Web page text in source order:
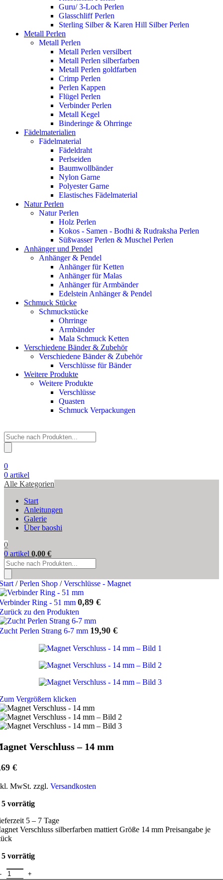
Guru/ 3-Loch Perlen
Glasschliff Perlen
Sterling Silber & Karen Hill Silber Perlen
Metall Perlen
Metall Perlen
Metall Perlen versilbert
Metall Perlen silberfarben
Metall Perlen goldfarben
Crimp Perlen
Perlen Kappen
Flügel Perlen
Verbinder Perlen
Metall Kegel
Binderinge & Ohrringe
Fädelmaterialien
Fädelmaterial
Fädeldraht
Perlseiden
Baumwollbänder
Nylon Garne
Polyester Garne
Elastisches Fädelmaterial
Natur Perlen
Natur Perlen
Holz Perlen
Kokos - Samen - Bodhi & Rudraksha Perlen
Süßwasser Perlen & Muschel Perlen
Anhänger und Pendel
Anhänger & Pendel
Anhänger für Ketten
Anhänger für Malas
Anhänger für Armbänder
Edelstein Anhänger & Pendel
Schmuck Stücke
Schmuckstücke
Ohrringe
Armbänder
Mala Schmuck Ketten
Verschiedene Bänder & Zubehör
Verschiedene Bänder & Zubehör
Verschlüsse für Bänder
Weitere Produkte
Weitere Produkte
Verschlüsse
Quasten
Schmuck Verpackungen
Products
search
0
0 artikel
Alle Kategorien
Start
Anleitungen
Galerie
Über baoshi
0
0 artikel 0,00 €
Products
search
/ Perlen Shop / Verschlüsse - Magnet
Ring - 51 mm 0,89 €
zu den Produkten
Perlen Strang 6-7 mm 19,90 €
Vergrößern klicken
Verschluss – 14 mm
€
MwSt. zzgl. Versandkosten
5 vorrätig
5 – 7 Tage
Verschluss silberfarben mattiert Größe 14 mm Preisangabe je
5 vorrätig
Verschluss - 14 mm Menge